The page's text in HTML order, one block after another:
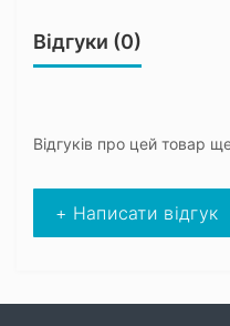
Відгуки (0)
Відгуків про цей товар
+ Написати відгук